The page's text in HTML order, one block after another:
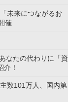
未来につながるお
催
なたの代わりに「資
！
数101万人、国内第